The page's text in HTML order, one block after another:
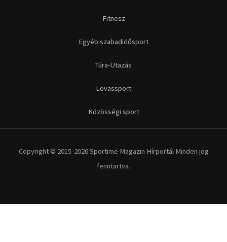
Fitnesz
Egyéb szabadidősport
Túra-Utazás
Lovassport
Közösségi sport
Copyright © 2015-2026 Sportime Magazin Hírportál Minden jog
fenntartva.